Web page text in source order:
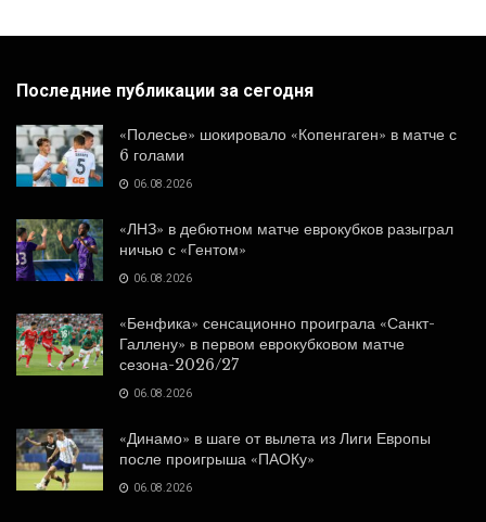
Последние публикации за сегодня
«Полесье» шокировало «Копенгаген» в матче с
6 голами
06.08.2026
«ЛНЗ» в дебютном матче еврокубков разыграл
ничью с «Гентом»
06.08.2026
«Бенфика» сенсационно проиграла «Санкт-
Галлену» в первом еврокубковом матче
сезона-2026/27
06.08.2026
«Динамо» в шаге от вылета из Лиги Европы
после проигрыша «ПАОКу»
06.08.2026